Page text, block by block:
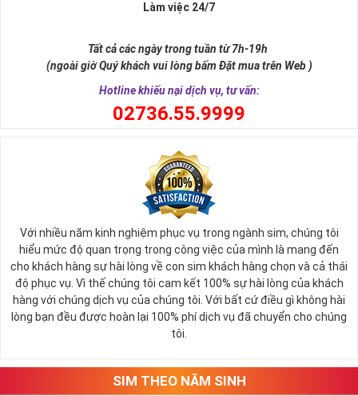
Làm việc 24/7
Tất cả các ngày trong tuần từ 7h-19h
(ngoài giờ Quý khách vui lòng bấm Đặt mua trên Web )
Hotline khiếu nại dịch vụ, tư vấn:
02736.55.9999
Với nhiều năm kinh nghiệm phục vụ trong ngành sim, chúng tôi
hiểu mức độ quan trọng trong công việc của mình là mang đến
cho khách hàng sự hài lòng về con sim khách hàng chọn và cả thái
độ phục vụ. Vì thế chúng tôi cam kết 100% sự hài lòng của khách
hàng với chúng dịch vụ của chúng tôi. Với bất cứ điều gì không hài
lòng bạn đều được hoàn lại 100% phí dịch vụ đã chuyển cho chúng
tôi.
SIM THEO NĂM SINH